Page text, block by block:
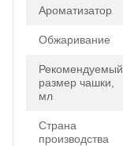
Ароматизатор
Обжаривание
Рекомендуемый
размер чашки,
мл
Страна
производства